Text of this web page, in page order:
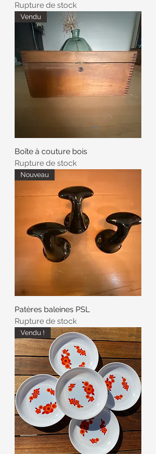
Rupture de stock
Vendu
Boîte à couture bois
Rupture de stock
Nouveau
Patères baleines PSL
Rupture de stock
Vendu !